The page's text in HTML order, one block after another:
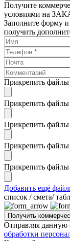
Получите
условиями на
Заполните форму
получить
Прикрепить файлы
Прикрепить файлы
Прикрепить файлы
Прикрепить файлы
Прикрепить файлы
Добавить ещё
cписок / смета/
Отправляя данную
обработки